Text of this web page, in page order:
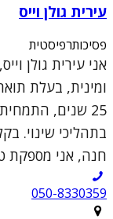
עירית גולן וייס
פסיכותרפיסטית
אני עירית גולן
ומינית, בעלת
25 שנים,
בתהליכי שינוי.
חנה, אני מספקת
050-8330359